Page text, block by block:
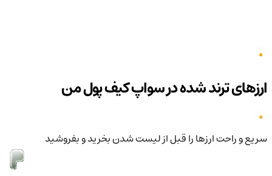
ارزهای ترند شده در سواپ کیف پول من
سریع و راحت ارزها را قبل از لیست شدن بخرید و بفروشید